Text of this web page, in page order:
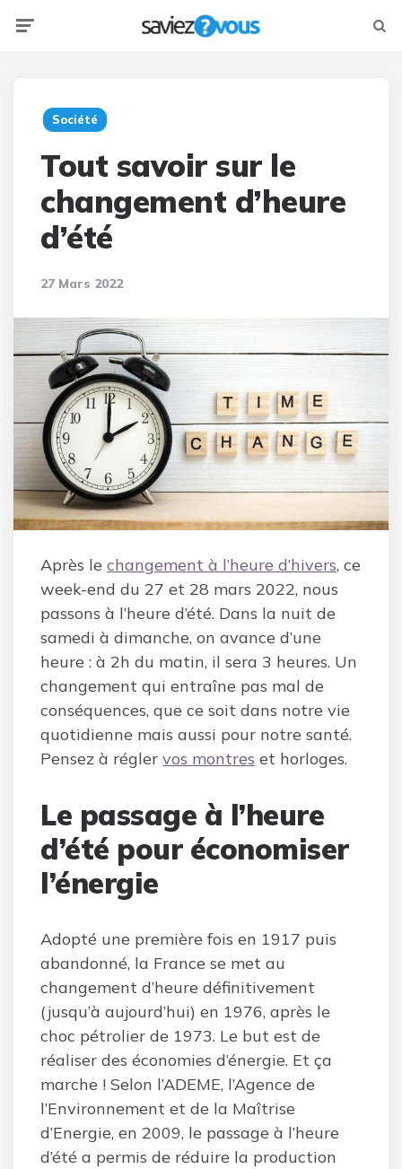
Société
Tout savoir sur le
changement d’heure
d’été
27 Mars 2022
Après le changement à l’heure d’hivers, ce
week-end du 27 et 28 mars 2022, nous
passons à l’heure d’été. Dans la nuit de
samedi à dimanche, on avance d’une
heure : à 2h du matin, il sera 3 heures. Un
changement qui entraîne pas mal de
conséquences, que ce soit dans notre vie
quotidienne mais aussi pour notre santé.
Pensez à régler vos montres et horloges.
Le passage à l’heure
d’été pour économiser
l’énergie
Adopté une première fois en 1917 puis
abandonné, la France se met au
changement d’heure définitivement
(jusqu’à aujourd’hui) en 1976, après le
choc pétrolier de 1973. Le but est de
réaliser des économies d’énergie. Et ça
marche ! Selon l’ADEME, l’Agence de
l’Environnement et de la Maîtrise
d’Energie, en 2009, le passage à l’heure
d’été a permis de réduire la production